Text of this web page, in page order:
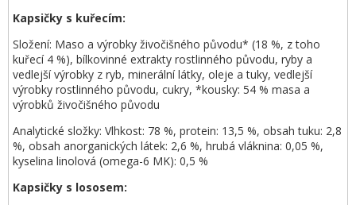
Kapsičky s kuřecím:
Složení: Maso a výrobky živočišného původu* (18 %, z toho
kuřecí 4 %), bílkovinné extrakty rostlinného původu, ryby a
vedlejší výrobky z ryb, minerální látky, oleje a tuky, vedlejší
výrobky rostlinného původu, cukry, *kousky: 54 % masa a
výrobků živočišného původu
Analytické složky: Vlhkost: 78 %, protein: 13,5 %, obsah tuku: 2,8
%, obsah anorganických látek: 2,6 %, hrubá vláknina: 0,05 %,
kyselina linolová (omega-6 MK): 0,5 %
Kapsičky s lososem: